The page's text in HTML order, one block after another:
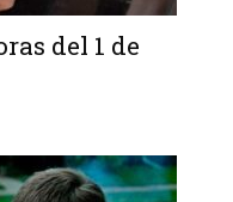
del 1 de